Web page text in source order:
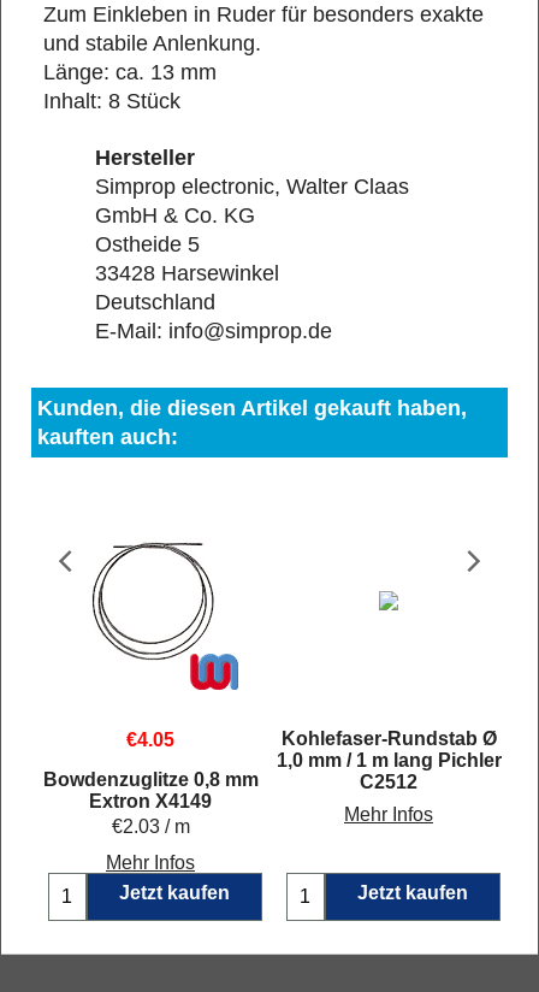
Zum Einkleben in Ruder für besonders exakte
und stabile Anlenkung.
Länge: ca. 13 mm
Inhalt: 8 Stück
Hersteller
Simprop electronic, Walter Claas
GmbH & Co. KG
Ostheide 5
33428 Harsewinkel
Deutschland
E-Mail: info@simprop.de
Kunden, die diesen Artikel gekauft haben,
kauften auch:
€4.05
Bowdenzuglitze 0,8 mm
Extron X4149
€2.03/ m
Mehr Infos
Jetzt kaufen
Kohlefaser-Rundstab Ø
1,0 mm / 1 m lang Pichler
C2512
Mehr Infos
Jetzt kaufen